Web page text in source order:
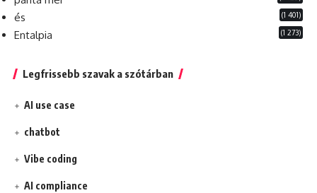
és (1 401)
Entalpia (1 273)
Legfrissebb szavak a szótárban
AI use case
chatbot
Vibe coding
AI compliance